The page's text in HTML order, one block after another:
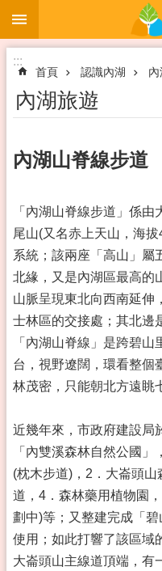
跳到主要內容區塊
:::
首頁 認識內湖
內湖旅遊
內湖山脊線步道
「內湖山脊線步道」係
尾山(又名赤上天山，海
系統；該兩座「高山」屬
北緣，又是內湖區最高的
山脈呈現東北向西南延伸
士林區的交接處；其北邊
「內湖山脊線」是跨碧
台，視野遼闊，環看整個
林茂密，只能朝北方遠眺
近幾年來，市政府建設局
「內雙溪森林自然公國
(枕木步道)，2．大崙頭
道，4．森林藥用植物園
劃中)等；又整建完成「
使用；如此打響了該區域
大崙頭山主線道頂端，有